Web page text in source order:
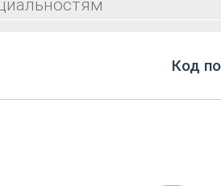
Код